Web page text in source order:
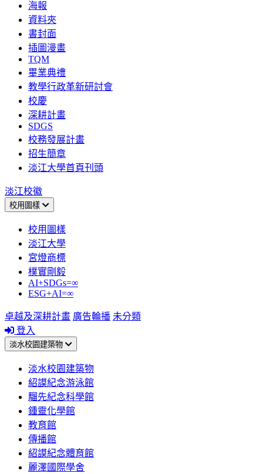
海報
資料夾
書封面
插圖漫畫
TQM
畢業典禮
教學行政革新研討會
校慶
深耕計畫
SDGS
校務發展計畫
招生簡章
淡江大學首頁刊頭
淡江校徽
校用圖樣
校用圖樣
淡江大學
宮燈商標
樸實剛毅
AI+SDGs=∞
ESG+AI=∞
卓越及深耕計畫 廣告輪播 未分類
登入
淡水校園建築物
淡水校園建築物
紹謨紀念游泳館
騮先紀念科學館
鍾靈化學館
教育館
傳播館
紹謨紀念體育館
麗澤國際學舍